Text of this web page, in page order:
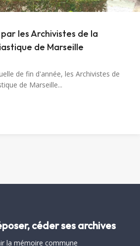
les Archivistes de la
de Marseille
de fin d'année, les Archivistes de
de Marseille...
céder ses archives
la mémoire commune